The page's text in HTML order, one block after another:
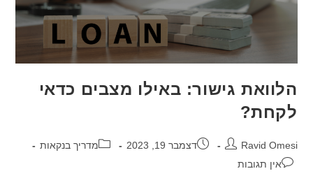
הלוואת גישור: באילו מצבים כדאי
לקחת?
מחבר:
Ravid Omesi פורסם:דצמבר 19, 2023 קטגוריה:
מדריך בנקאות
תגובות:אין תגובות